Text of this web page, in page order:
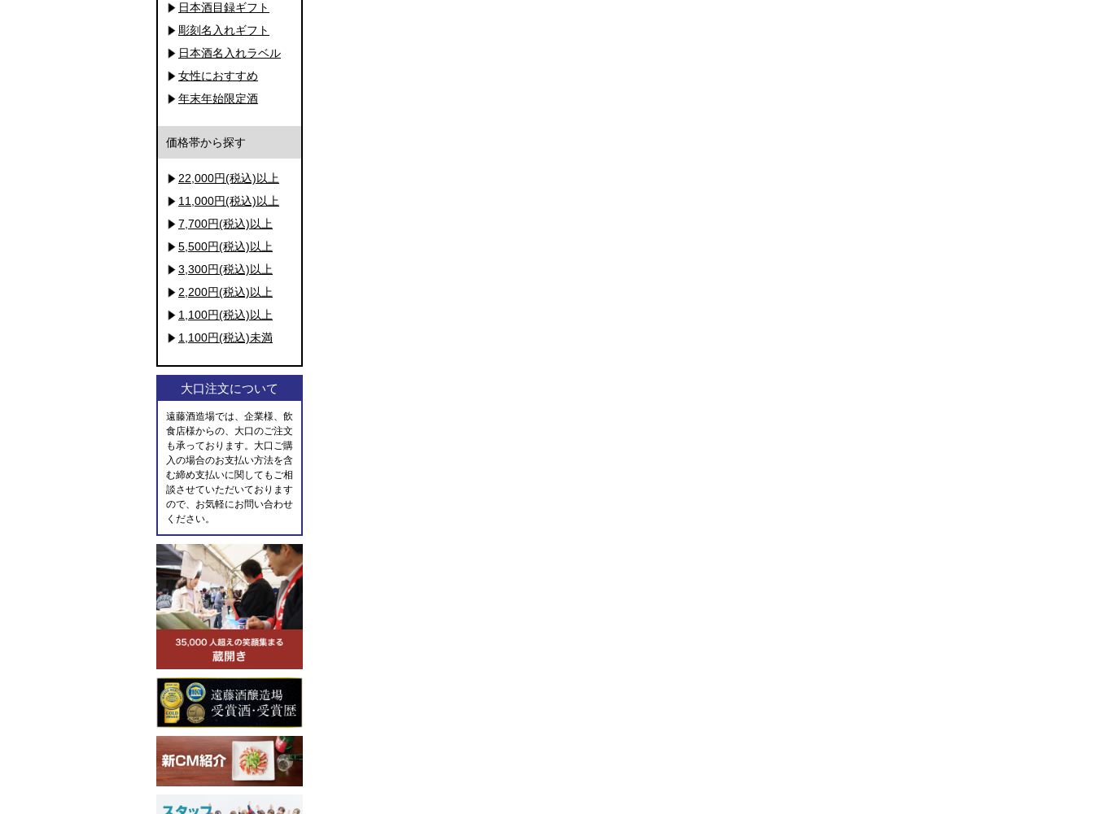
日本酒目録ギフト
彫刻名入れギフト
日本酒名入れラベル
女性におすすめ
年末年始限定酒
価格帯から探す
22,000円(税込)以上
11,000円(税込)以上
7,700円(税込)以上
5,500円(税込)以上
3,300円(税込)以上
2,200円(税込)以上
1,100円(税込)以上
1,100円(税込)未満
大口注文について
遠藤酒造場では、企業様、飲
食店様からの、大口のご注文
も承っております。大口ご購
入の場合のお支払い方法を含
む締め支払いに関してもご相
談させていただいております
ので、お気軽にお問い合わせ
ください。